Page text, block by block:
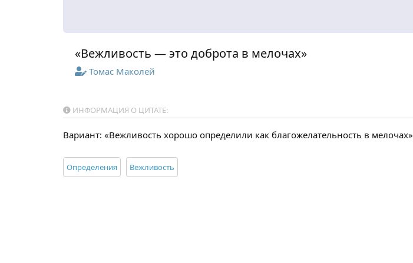
«Вежливость — это доброта в мелочах»
Томас Маколей
ИНФОРМАЦИЯ О ЦИТАТЕ:
Вариант: «Вежливость хорошо определили как благожелательность в мелочах»
Определения Вежливость